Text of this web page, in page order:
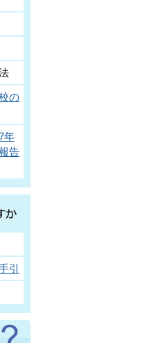
の
年
告
引